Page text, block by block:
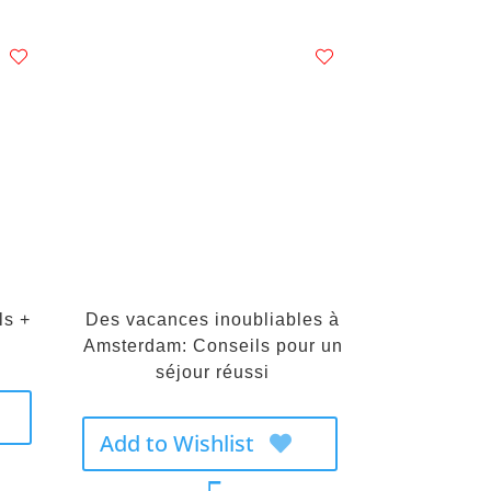
+
Des vacances inoubliables à
Amsterdam: Conseils pour un
séjour réussi
Add to Wishlist